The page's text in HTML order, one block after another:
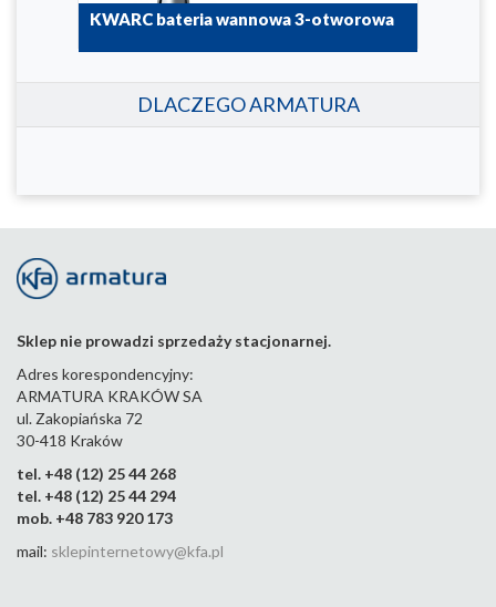
KWARC bateria wannowa 3-otworowa
DLACZEGO ARMATURA
Sklep nie prowadzi sprzedaży stacjonarnej.
Adres korespondencyjny:
ARMATURA KRAKÓW SA
ul. Zakopiańska 72
30-418 Kraków
tel. +48 (12) 25 44 268
tel. +48 (12) 25 44 294
mob. +48 783 920 173
mail: sklepinternetowy@kfa.pl